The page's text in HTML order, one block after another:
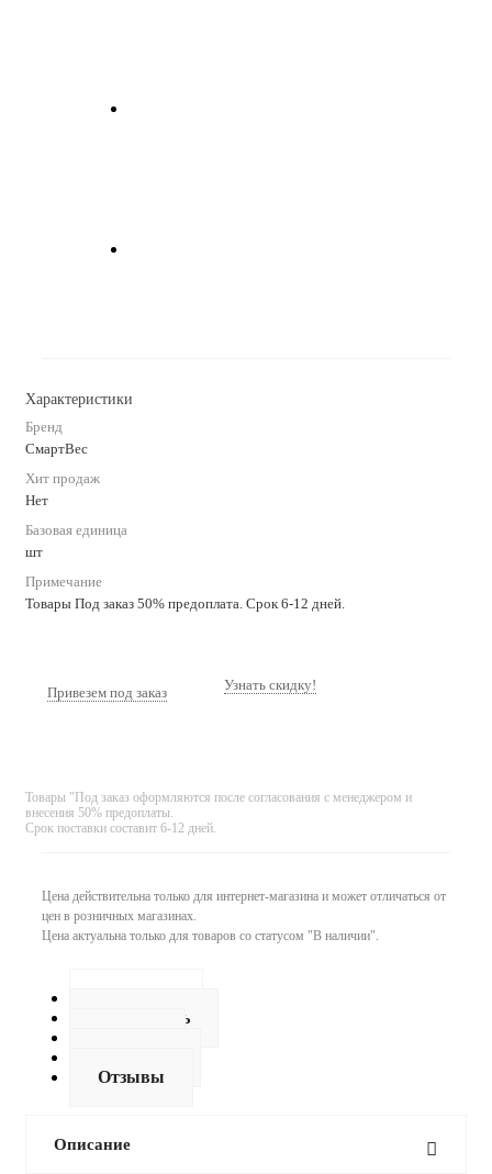
Характеристики
Бренд
СмартВес
Хит продаж
Нет
Базовая единица
шт
Примечание
Товары Под заказ 50% предоплата. Срок 6-12 дней.
Привезем под заказ Узнать скидку!
Товары "Под заказ оформляются после согласования с менеджером и
внесения 50% предоплаты.
Срок поставки составит 6-12 дней.
Цена действительна только для интернет-магазина и может отличаться от
цен в розничных магазинах.
Цена актуальна только для товаров со статусом "В наличии".
Как купить
Отзывы
Описание